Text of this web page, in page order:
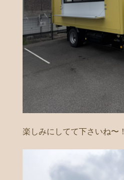
楽しみにしてて下さいね〜！